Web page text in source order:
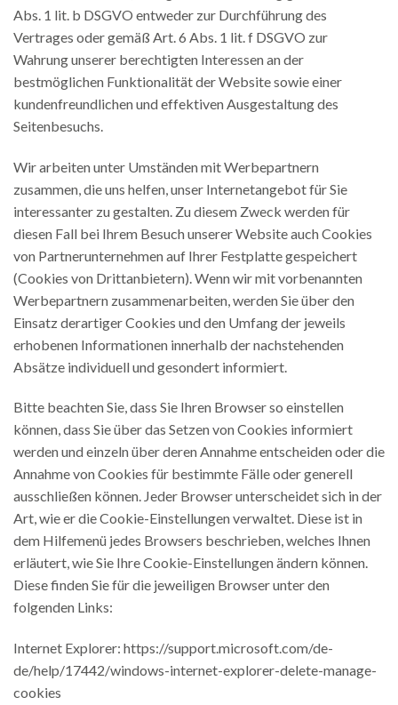
Abs. 1 lit. b DSGVO entweder zur Durchführung des
Vertrages oder gemäß Art. 6 Abs. 1 lit. f DSGVO zur
Wahrung unserer berechtigten Interessen an der
bestmöglichen Funktionalität der Website sowie einer
kundenfreundlichen und effektiven Ausgestaltung des
Seitenbesuchs.
Wir arbeiten unter Umständen mit Werbepartnern
zusammen, die uns helfen, unser Internetangebot für Sie
interessanter zu gestalten. Zu diesem Zweck werden für
diesen Fall bei Ihrem Besuch unserer Website auch Cookies
von Partnerunternehmen auf Ihrer Festplatte gespeichert
(Cookies von Drittanbietern). Wenn wir mit vorbenannten
Werbepartnern zusammenarbeiten, werden Sie über den
Einsatz derartiger Cookies und den Umfang der jeweils
erhobenen Informationen innerhalb der nachstehenden
Absätze individuell und gesondert informiert.
Bitte beachten Sie, dass Sie Ihren Browser so einstellen
können, dass Sie über das Setzen von Cookies informiert
werden und einzeln über deren Annahme entscheiden oder die
Annahme von Cookies für bestimmte Fälle oder generell
ausschließen können. Jeder Browser unterscheidet sich in der
Art, wie er die Cookie-Einstellungen verwaltet. Diese ist in
dem Hilfemenü jedes Browsers beschrieben, welches Ihnen
erläutert, wie Sie Ihre Cookie-Einstellungen ändern können.
Diese finden Sie für die jeweiligen Browser unter den
folgenden Links:
Internet Explorer: https://support.microsoft.com/de-
de/help/17442/windows-internet-explorer-delete-manage-
cookies